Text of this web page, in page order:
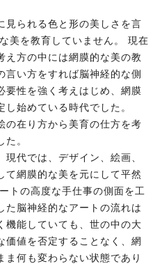
見られる色と形の美しさを言
美を教育していません。 現在
え方の中には網膜的な美の教
言い方をすれば脳神経的な側
要性を強く考えはじめ、網膜
始めている時代でした。
の在り方から美育の仕方を考
。
代では、デザイン、絵画、
て網膜的な美を元にして平然
トの高度な手仕事の側面を工
た脳神経的なアートの流れは
機能していても、世の中の大
価値を否定することなく、網
ま何も変わらない状態であり